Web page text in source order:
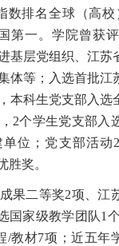
数排名全球（高
第一。学院曾获
基层党组织、江苏
体等；入选首批江
本科生党支部入选
2个学生党支部入
位；党支部活动
胜奖。
果二等奖2项、江
国家级教学团队1
教材7项；近五年